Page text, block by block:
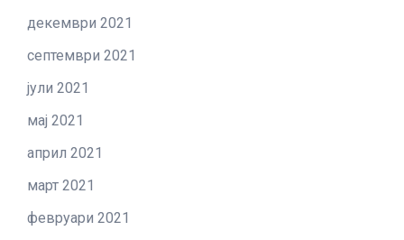
декември 2021
септември 2021
јули 2021
мај 2021
април 2021
март 2021
февруари 2021